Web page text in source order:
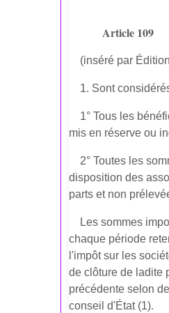
Article 109
(inséré par
1. Sont
1° Tous les
mis en réserve ou
2° Toutes les
disposition des
parts et non
Les sommes
chaque période
l'impôt sur les
de clôture de ladite
précédente selon
conseil d'État (1).